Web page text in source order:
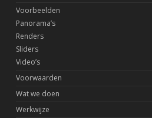
Voorbeelden
Panorama’s
Renders
Sliders
Video’s
Voorwaarden
Wat we doen
Werkwijze